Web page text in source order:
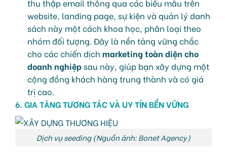
thu thập email thông qua các biểu mẫu trên
website, landing page, sự kiện và quản lý danh
sách này một cách khoa học, phân loại theo
nhóm đối tượng. Đây là nền tảng vững chắc
cho các chiến dịch marketing toàn diện cho
doanh nghiệpsau này, giúp bạn xây dựng một
cộng đồng khách hàng trung thành và có giá
trị cao.
6. GIA TĂNG TƯƠNG TÁCVÀ UY TÍN BỀN VỮNG
Dịch vụ seeding (Nguồn ảnh: Bonet Agency)